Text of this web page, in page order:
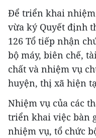
Để triển khai nhiệm
vừa ký Quyết định
126 Tổ tiếp nhận
bộ máy, biên chế,
chất và nhiệm vụ
huyện, thị xã hiện
Nhiệm vụ của các
triển khai việc bàn
nhiệm vụ, tổ chức